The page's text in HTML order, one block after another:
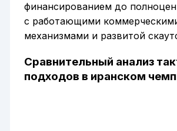
финансированием до
с работающими
механизмами и развитой
Сравнительный анализ
подходов в иранском